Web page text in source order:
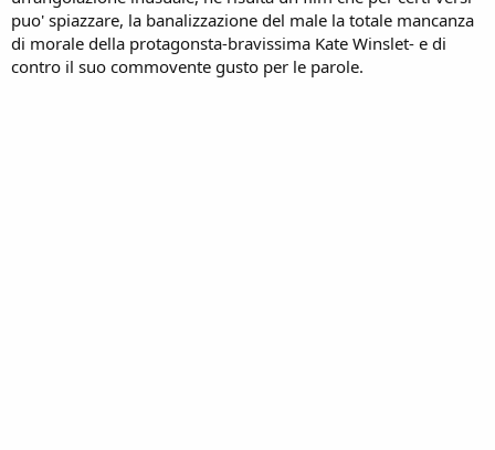
puo' spiazzare, la banalizzazione del male la totale mancanza
di morale della protagonsta-bravissima Kate Winslet- e di
contro il suo commovente gusto per le parole.